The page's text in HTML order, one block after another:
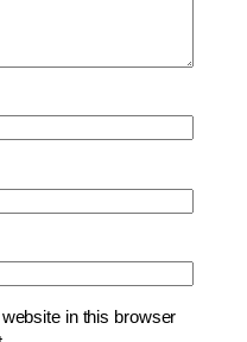
in this browser